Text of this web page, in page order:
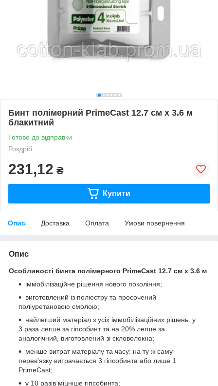
Бинт полімерний PrimeCast 12.7 см х 3.6 м
блакитний
Готово до відправки
Роздріб
231,12 ₴
Купити
Опис Доставка Оплата Умови повернення
Опис
Особливості бинта полімерного PrimeCast 12.7 см х 3.6 м
іммобілізаційне рішення нового покоління;
виготовлений із поліестру та просочений
поліуретановою смолою;
найлегший матеріал з усіх іммобілізаційних рішень: у
3 раза легше за гіпсобинт та на 20% легше за
аналогічний, виготовлений зі скловолокна;
менше витрат матеріалу та часу: на ту ж саму
перев'язку витрачається 3 гіпсобинта або лише 1
PrimeCast;
у 10 разів міцніше гіпсобинта;